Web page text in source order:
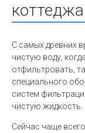
коттеджа
С самых древних
чистую воду,
отфильтровать,
специального
систем
чистую жидкость.
Сейчас чаще